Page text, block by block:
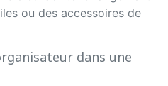
ou des accessoires de
dans une